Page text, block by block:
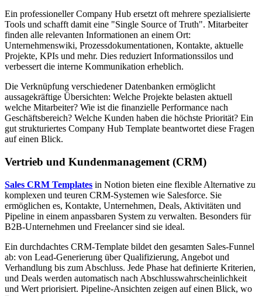
Ein professioneller Company Hub ersetzt oft mehrere spezialisierte
Tools und schafft damit eine "Single Source of Truth". Mitarbeiter
finden alle relevanten Informationen an einem Ort:
Unternehmenswiki, Prozessdokumentationen, Kontakte, aktuelle
Projekte, KPIs und mehr. Dies reduziert Informationssilos und
verbessert die interne Kommunikation erheblich.
Die Verknüpfung verschiedener Datenbanken ermöglicht
aussagekräftige Übersichten: Welche Projekte belasten aktuell
welche Mitarbeiter? Wie ist die finanzielle Performance nach
Geschäftsbereich? Welche Kunden haben die höchste Priorität? Ein
gut strukturiertes Company Hub Template beantwortet diese Fragen
auf einen Blick.
Vertrieb und Kundenmanagement (CRM)
Sales CRM Templates in Notion bieten eine flexible Alternative zu
komplexen und teuren CRM-Systemen wie Salesforce. Sie
ermöglichen es, Kontakte, Unternehmen, Deals, Aktivitäten und
Pipeline in einem anpassbaren System zu verwalten. Besonders für
B2B-Unternehmen und Freelancer sind sie ideal.
Ein durchdachtes CRM-Template bildet den gesamten Sales-Funnel
ab: von Lead-Generierung über Qualifizierung, Angebot und
Verhandlung bis zum Abschluss. Jede Phase hat definierte Kriterien,
und Deals werden automatisch nach Abschlusswahrscheinlichkeit
und Wert priorisiert. Pipeline-Ansichten zeigen auf einen Blick, wo